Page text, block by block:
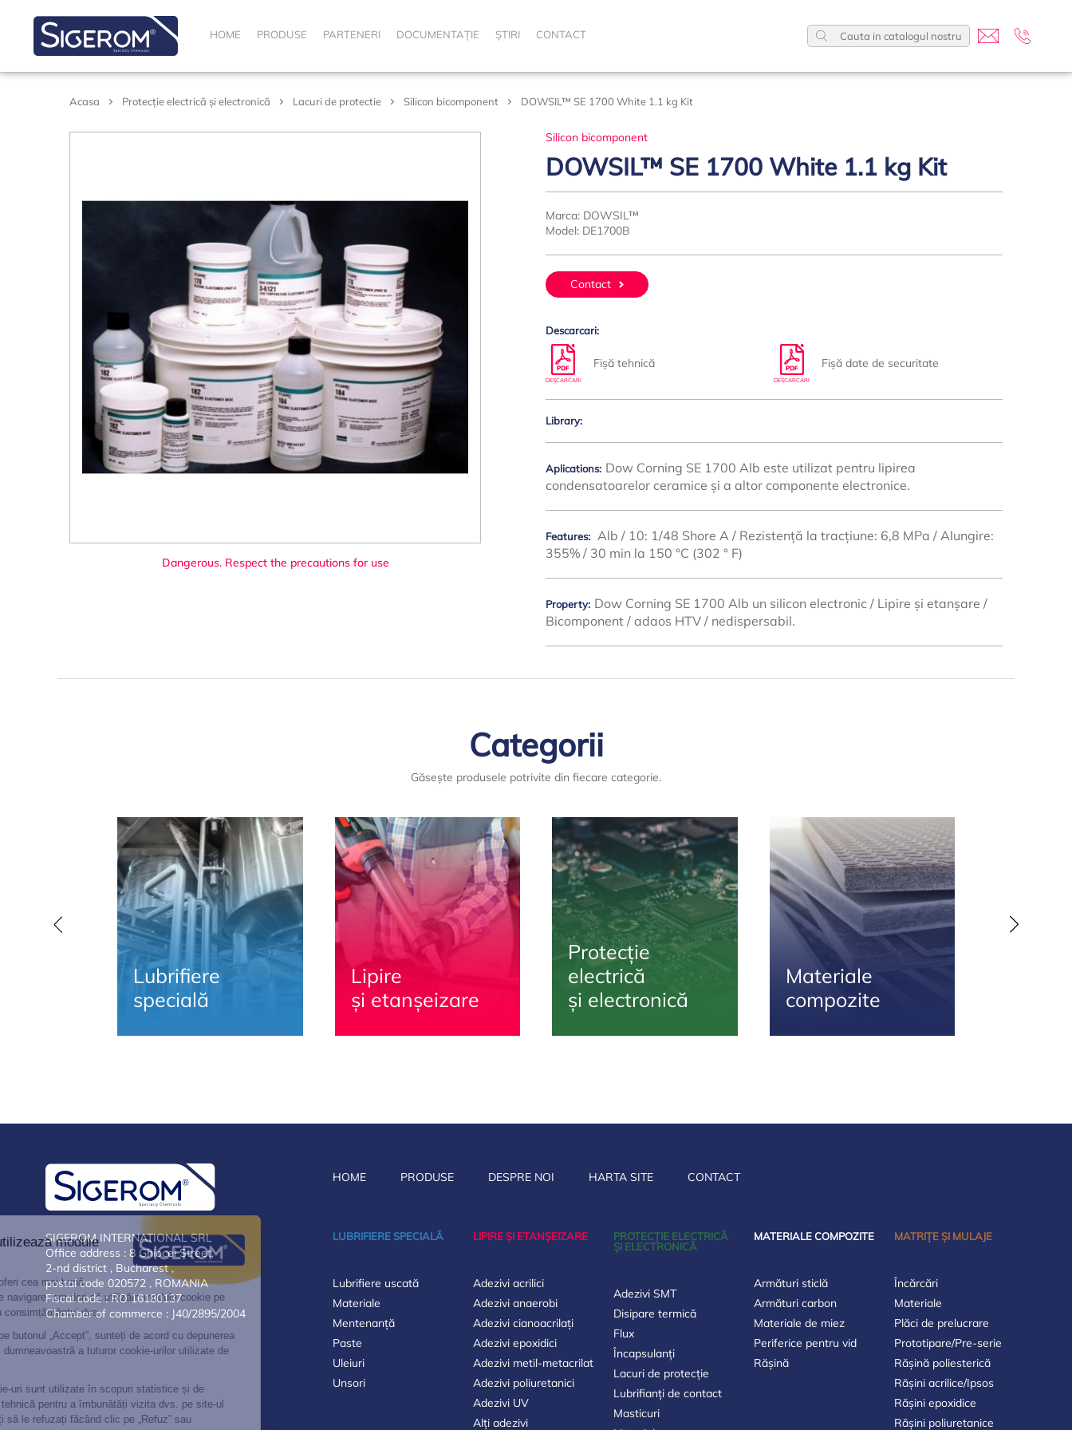
HOME PRODUSE PARTENERI DOCUMENTAȚIE ȘTIRI CONTACT
Acasa Protecție electrică și electronică Lacuri de protectie Silicon bicomponent DOWSIL™ SE 1700 White 1.1 kg Kit
Dangerous. Respect the precautions for use
Silicon bicomponent
DOWSIL™ SE 1700 White 1.1 kg Kit
Marca: DOWSIL™
Model: DE1700B
Contact
Descarcari:
DESCARCARI
Fișă tehnică
DESCARCARI
Fișă date de securitate
Library:
Aplications: Dow Corning SE 1700 Alb este utilizat pentru lipirea
condensatoarelor ceramice și a altor componente electronice.
Features:
Alb / 10: 1/48 Shore A / Rezistență la tracțiune: 6,8 MPa / Alungire:
355% / 30 min la 150 °C (302 ° F)
Property: Dow Corning SE 1700 Alb un silicon electronic / Lipire și etanșare /
Bicomponent / adaos HTV / nedispersabil.
Categorii
Găsește produsele potrivite din fiecare categorie.
Lubrifiere
specială
Lipire
și etanșeizare
Protecție
electrică
și electronică
Materiale
compozite
SIGEROM INTERNATIONAL SRL
Office address : 8 Ghiocei Street,
2-nd district , Bucharest ,
postal code 020572 , ROMANIA
Fiscal code : RO 16180137
Chamber of commerce : J40/2895/2004
HOME PRODUSE DESPRE NOI HARTA SITE CONTACT
LUBRIFIERE SPECIALĂ
Lubrifiere uscată
Materiale
Mentenanță
Paste
Uleiuri
Unsori
LIPIRE ȘI ETANȘEIZARE
Adezivi acrilici
Adezivi anaerobi
Adezivi cianoacrilați
Adezivi epoxidici
Adezivi metil-metacrilat
Adezivi poliuretanici
Adezivi UV
Alți adezivi
PROTECȚIE ELECTRICĂ
ȘI ELECTRONICĂ
Adezivi SMT
Disipare termică
Flux
Încapsulanți
Lacuri de protecție
Lubrifianți de contact
Masticuri
MATERIALE COMPOZITE
Armături sticlă
Armături carbon
Materiale de miez
Periferice pentru vid
Rășină
MATRIȚE ȘI MULAJE
Încărcări
Materiale
Plăci de prelucrare
Prototipare/Pre-serie
Rășină poliesterică
Rășini acrilice/Ipsos
Rășini epoxidice
Rășini poliuretanice